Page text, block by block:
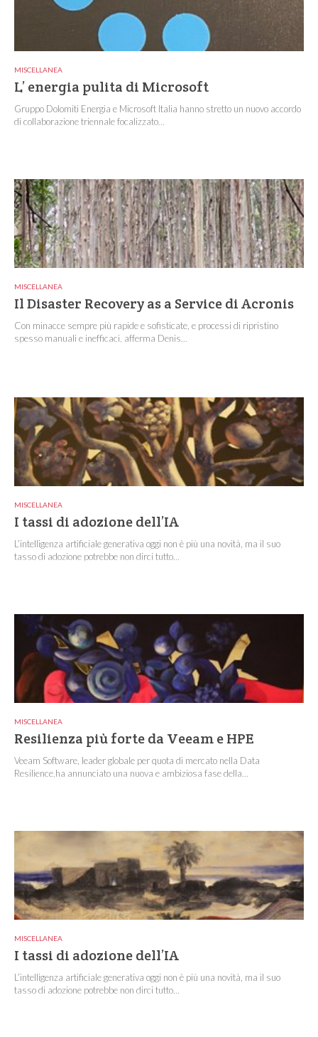
MISCELLANEA
L’ energia pulita di Microsoft
Gruppo Dolomiti Energia e Microsoft Italia hanno stretto un nuovo accordo
di collaborazione triennale focalizzato...
MISCELLANEA
Il Disaster Recovery as a Service di Acronis
Con minacce sempre più rapide e sofisticate, e processi di ripristino
spesso manuali e inefficaci, afferma Denis...
MISCELLANEA
I tassi di adozione dell’IA
L’intelligenza artificiale generativa oggi non è più una novità, ma il suo
tasso di adozione potrebbe non dirci tutto...
MISCELLANEA
Resilienza più forte da Veeam e HPE
Veeam Software, leader globale per quota di mercato nella Data
Resilience,ha annunciato una nuova e ambiziosa fase della...
MISCELLANEA
I tassi di adozione dell’IA
L’intelligenza artificiale generativa oggi non è più una novità, ma il suo
tasso di adozione potrebbe non dirci tutto...